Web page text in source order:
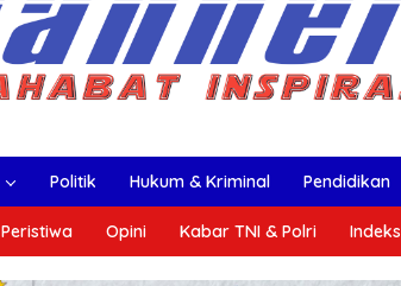
Politik Hukum & Kriminal Pendidikan
Peristiwa Opini Kabar TNI & Polri Indeks